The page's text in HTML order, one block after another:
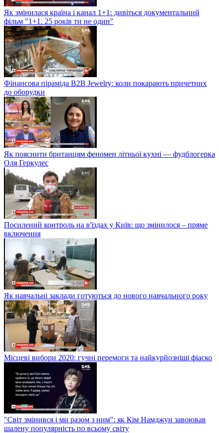
Як змінилася країна і канал 1+1: дивіться документальний
фільм "1+1. 25 років ти не один"
Фінансова піраміда B2B Jewelry: коли покарають причетних
до оборудки
Як пояснити британцям феномен літньої кухні — фудблогерка
Оля Геркулес
Посилений контроль на в'їздах у Київ: що змінилося – пряме
включення
Як навчальні заклади готуються до нового навчального року
Місцеві вибори 2020: гучні перемоги та найкурйозніші фіаско
"Світ змінився і ми разом з ним": як Кім Намджун завоював
шалену популярність по всьому світу